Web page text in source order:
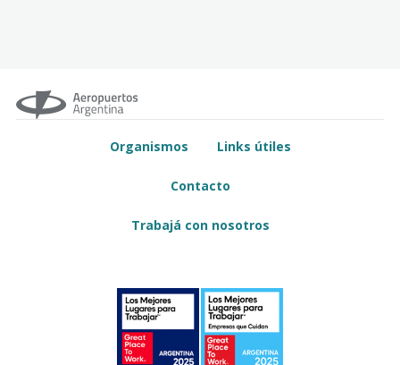
Organismos Links útiles
Contacto
Trabajá con nosotros